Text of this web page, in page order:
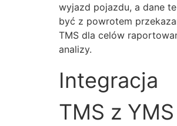
wyjazd pojazdu, a dane
być z powrotem
TMS dla celów
analizy.
Integracja
TMS z